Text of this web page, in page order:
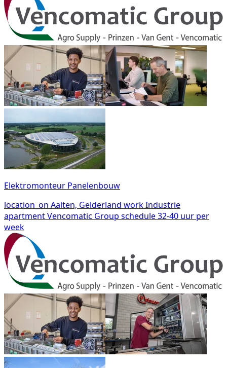
Elektromonteur Panelenbouw
location_on Aalten, Gelderland workIndustrie
apartmentVencomatic Group schedule32-40 uur per
week